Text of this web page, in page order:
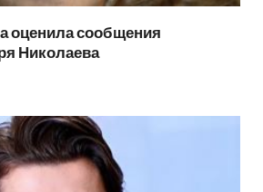
оценила сообщения
Николаева